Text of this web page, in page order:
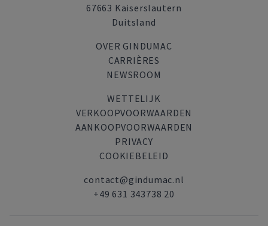
67663 Kaiserslautern
Duitsland
OVER GINDUMAC
CARRIÈRES
NEWSROOM
WETTELIJK
VERKOOPVOORWAARDEN
AANKOOPVOORWAARDEN
PRIVACY
COOKIEBELEID
contact@gindumac.nl
+49 631 343738 20